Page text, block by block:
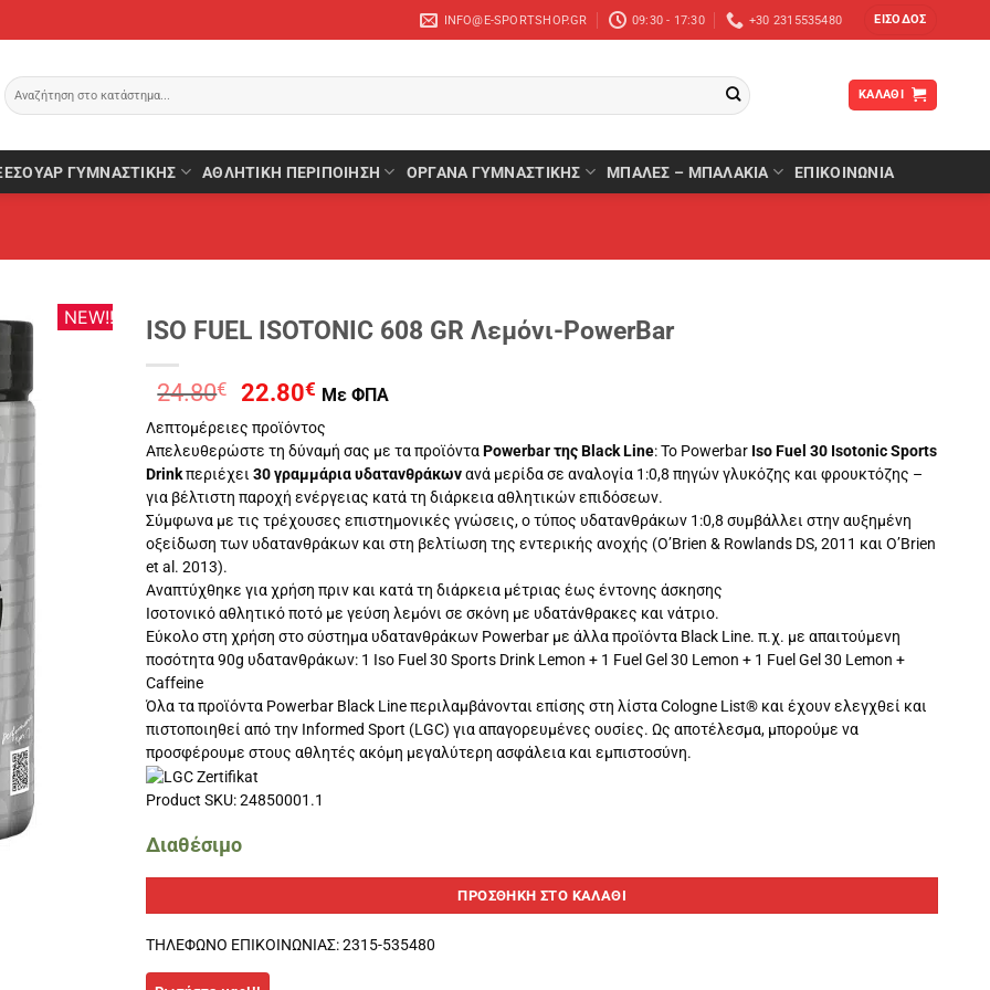
INFO@E-SPORTSHOP.GR 09:30 - 17:30 +30 2315535480 ΕΊΣΟΔΟΣ
Αναζήτηση
για:
ΚΑΛΆΘΙ
ΓΥΜΝΑΣΤΙΚΉΣ ΑΘΛΗΤΙΚΉ ΠΕΡΙΠΟΊΗΣΗ ΌΡΓΑΝΑ ΓΥΜΝΑΣΤΙΚΉΣ ΜΠΆΛΕΣ – ΜΠΑΛΆΚΙΑ ΕΠΙΚΟΙΝΩΝΙΑ
NEW!! ISO FUEL ISOTONIC 608 GR Λεμόνι-PowerBar
24.80€
Original
was:
24.80€.
22.80€Η
τιμή
είναι:
22.80€.
Με ΦΠΑ
Λεπτομέρειες προϊόντος
Απελευθερώστε τη δύναμή σας με τα προϊόνταPowerbar της Black Line: Το Powerbar Iso Fuel 30 Isotonic Sports
Drinkπεριέχει30 γραμμάρια υδατανθράκωνανά μερίδα σε αναλογία 1:0,8 πηγών γλυκόζης και φρουκτόζης –
για βέλτιστη παροχή ενέργειας κατά τη διάρκεια αθλητικών επιδόσεων.
Σύμφωνα με τις τρέχουσες επιστημονικές γνώσεις, ο τύπος υδατανθράκων 1:0,8 συμβάλλει στην αυξημένη
οξείδωση των υδατανθράκων και στη βελτίωση της εντερικής ανοχής (O’Brien & Rowlands DS, 2011 και O’Brien
et al. 2013).
Αναπτύχθηκε για χρήση πριν και κατά τη διάρκεια μέτριας έως έντονης άσκησης
Ισοτονικό αθλητικό ποτό με γεύση λεμόνι σε σκόνη με υδατάνθρακες και νάτριο.
Εύκολο στη χρήση στο σύστημα υδατανθράκων Powerbar με άλλα προϊόντα Black Line. π.χ. με απαιτούμενη
ποσότητα 90g υδατανθράκων: 1 Iso Fuel 30 Sports Drink Lemon + 1 Fuel Gel 30 Lemon + 1 Fuel Gel 30 Lemon +
Caffeine
Όλα τα προϊόντα Powerbar Black Line περιλαμβάνονται επίσης στη λίστα Cologne List® και έχουν ελεγχθεί και
πιστοποιηθεί από την Informed Sport (LGC) για απαγορευμένες ουσίες. Ως αποτέλεσμα, μπορούμε να
προσφέρουμε στους αθλητές ακόμη μεγαλύτερη ασφάλεια και εμπιστοσύνη.
Product SKU: 24850001.1
Διαθέσιμο
ΠΡΟΣΘΉΚΗ ΣΤΟ ΚΑΛΆΘΙ
ΤΗΛΕΦΩΝΟ ΕΠΙΚΟΙΝΩΝΙΑΣ: 2315-535480